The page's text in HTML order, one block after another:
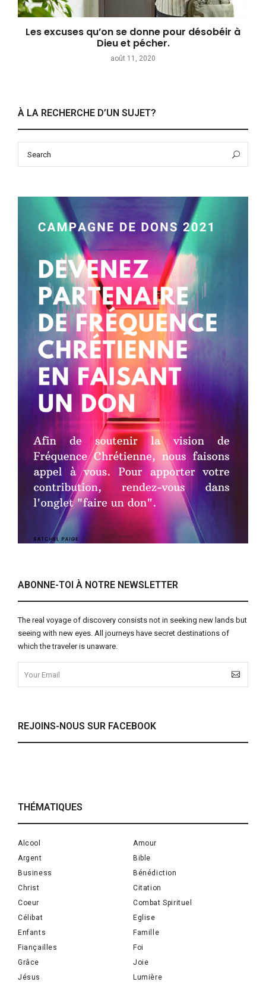
Les excuses qu’on se donne pour désobéir à
Dieu et pécher.
août 11, 2020
À LA RECHERCHE D’UN SUJET?
ABONNE-TOI À NOTRE NEWSLETTER
The real voyage of discovery consists not in seeking new lands but
seeing with new eyes. All journeys have secret destinations of
which the traveler is unaware.
REJOINS-NOUS SUR FACEBOOK
THÉMATIQUES
Alcool
Amour
Argent
Bible
Business
Bénédiction
Christ
Citation
Coeur
Combat Spirituel
Célibat
Eglise
Enfants
Famille
Fiançailles
Foi
Grâce
Joie
Jésus
Lumière